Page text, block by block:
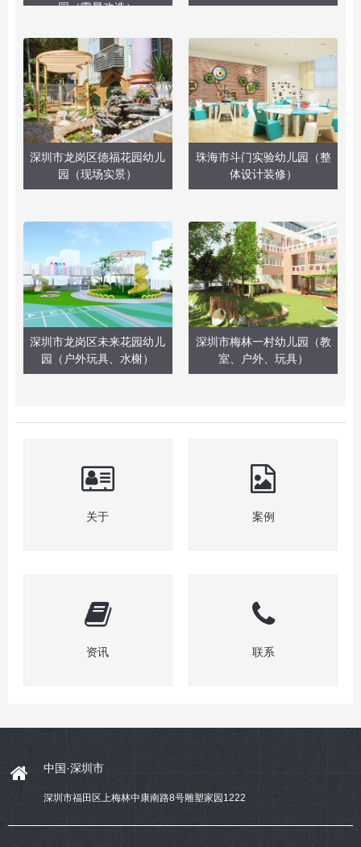
园（零星改造）
深圳市龙岗区德福花园幼儿
园（现场实景）
珠海市斗门实验幼儿园（整
体设计装修）
深圳市龙岗区未来花园幼儿
园（户外玩具、水榭）
深圳市梅林一村幼儿园（教
室、户外、玩具）
关于 案例
资讯 联系
中国·深圳市
深圳市福田区上梅林中康南路8号雕塑家园1222